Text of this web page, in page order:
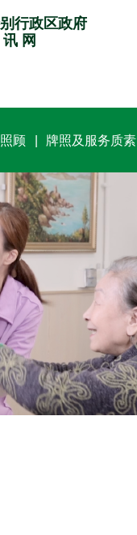
行政区政府
网
顾 牌照及服务质素